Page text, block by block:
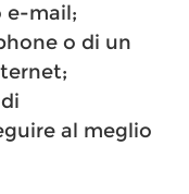
e-mail;
o di un
al meglio